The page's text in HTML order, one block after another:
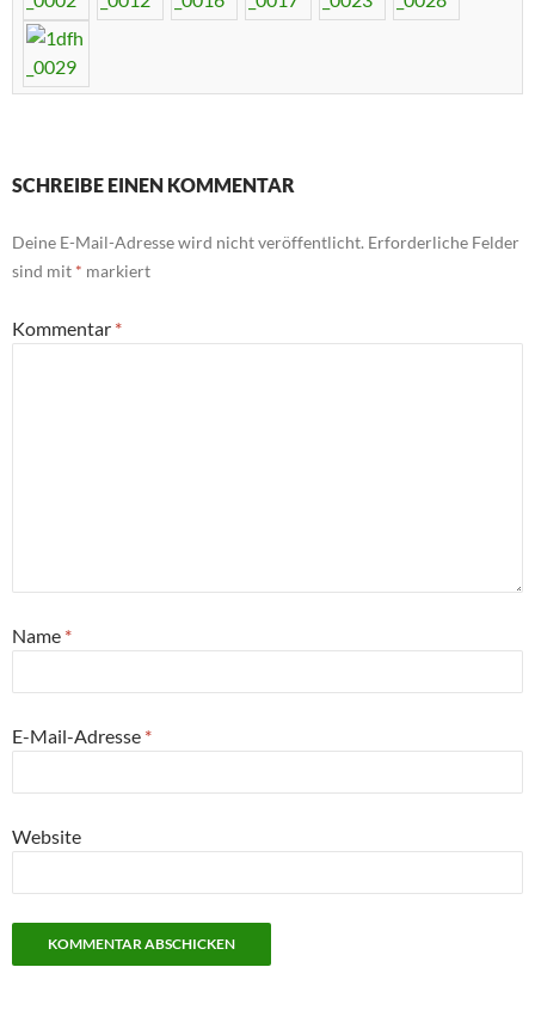
SCHREIBE EINEN KOMMENTAR
Deine E-Mail-Adresse wird nicht veröffentlicht. Erforderliche Felder
sind mit * markiert
Kommentar *
Name *
E-Mail-Adresse *
Website